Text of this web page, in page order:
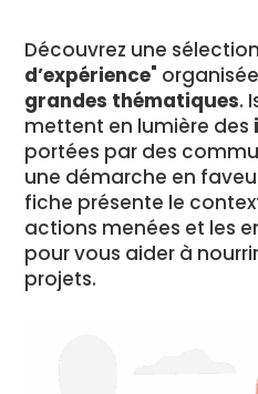
Découvrez une
d’expérience"
grandes thématiques.
mettent en lumière des
portées par des
une démarche en
fiche présente le
actions menées et les
pour vous aider à
projets.